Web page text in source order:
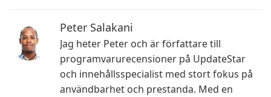
Peter Salakani
Jag heter Peter och är författare till
programvarurecensioner på UpdateStar
och innehållsspecialist med stort fokus på
användbarhet och prestanda. Med en